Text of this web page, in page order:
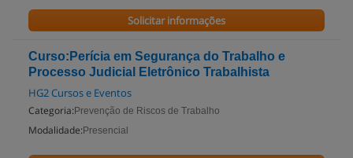
Solicitar informações
Curso:Perícia em Segurança do Trabalho e
Processo Judicial Eletrônico Trabalhista
HG2 Cursos e Eventos
Categoria: Prevenção de Riscos de Trabalho
Modalidade: Presencial